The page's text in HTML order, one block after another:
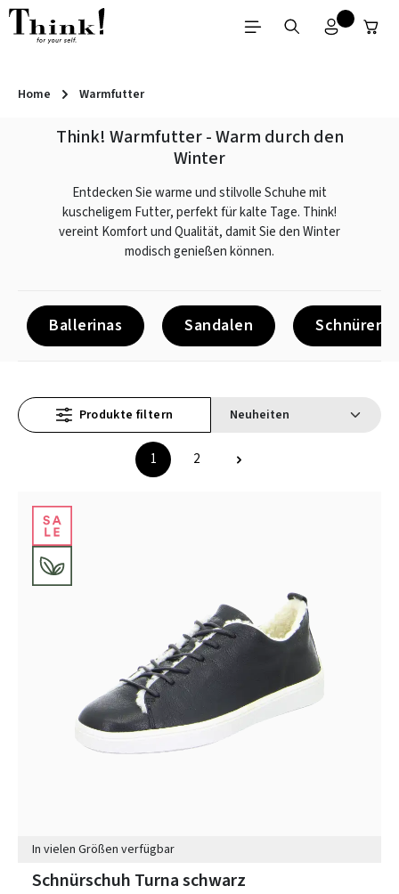
Zum Hauptinhalt springen
Home Warmfutter
Think! Warmfutter - Warm durch den
Winter
Entdecken Sie warme und stilvolle Schuhe mit
kuscheligem Futter, perfekt für kalte Tage. Think!
vereint Komfort und Qualität, damit Sie den Winter
modisch genießen können.
Ballerinas Sandalen Schnürer
Seite
1 Seite
2
Produkte filtern
In vielen Größen verfügbar
Schnürschuh Turna schwarz